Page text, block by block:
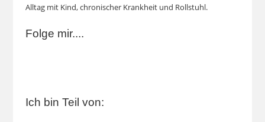
Alltag mit Kind, chronischer Krankheit und Rollstuhl.
Folge mir....
Ich bin Teil von: